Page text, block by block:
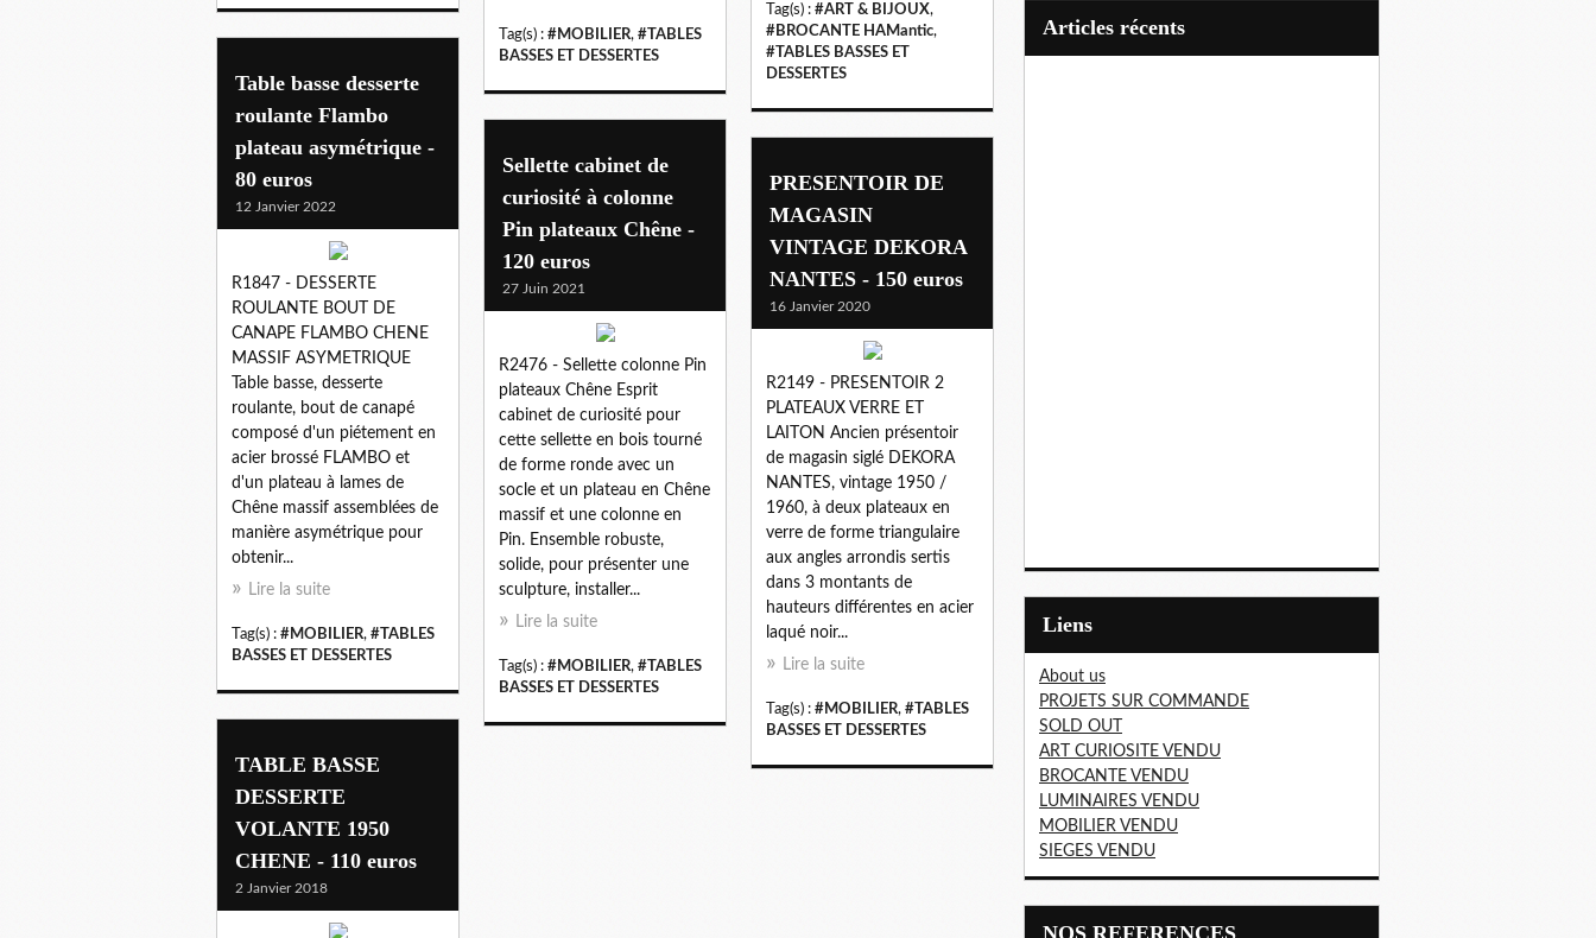
Tag(s) : #MOBILIER, #TABLES
BASSES ET DESSERTES
Tag(s) : #ART & BIJOUX,
#BROCANTE HAMantic,
#TABLES BASSES ET
DESSERTES
Table basse desserte
roulante Flambo
plateau asymétrique -
80 euros
12 Janvier 2022
R1847 - DESSERTE
ROULANTE BOUT DE
CANAPE FLAMBO CHENE
MASSIF ASYMETRIQUE
Table basse, desserte
roulante, bout de canapé
composé d'un piétement en
acier brossé FLAMBO et
d'un plateau à lames de
Chêne massif assemblées de
manière asymétrique pour
obtenir...
Lire la suite
Tag(s) : #MOBILIER, #TABLES
BASSES ET DESSERTES
Sellette cabinet de
curiosité à colonne
Pin plateaux Chêne -
120 euros
27 Juin 2021
R2476 - Sellette colonne Pin
plateaux Chêne Esprit
cabinet de curiosité pour
cette sellette en bois tourné
de forme ronde avec un
socle et un plateau en Chêne
massif et une colonne en
Pin. Ensemble robuste,
solide, pour présenter une
sculpture, installer...
Lire la suite
Tag(s) : #MOBILIER, #TABLES
BASSES ET DESSERTES
PRESENTOIR DE
MAGASIN
VINTAGE DEKORA
NANTES - 150 euros
16 Janvier 2020
R2149 - PRESENTOIR 2
PLATEAUX VERRE ET
LAITON Ancien présentoir
de magasin siglé DEKORA
NANTES, vintage 1950 /
1960, à deux plateaux en
verre de forme triangulaire
aux angles arrondis sertis
dans 3 montants de
hauteurs différentes en acier
laqué noir...
Lire la suite
Tag(s) : #MOBILIER, #TABLES
BASSES ET DESSERTES
TABLE BASSE
DESSERTE
VOLANTE 1950
CHENE - 110 euros
2 Janvier 2018
articles récents
Liens
About us
PROJETS SUR COMMANDE
SOLD OUT
ART CURIOSITE VENDU
BROCANTE VENDU
LUMINAIRES VENDU
MOBILIER VENDU
SIEGES VENDU